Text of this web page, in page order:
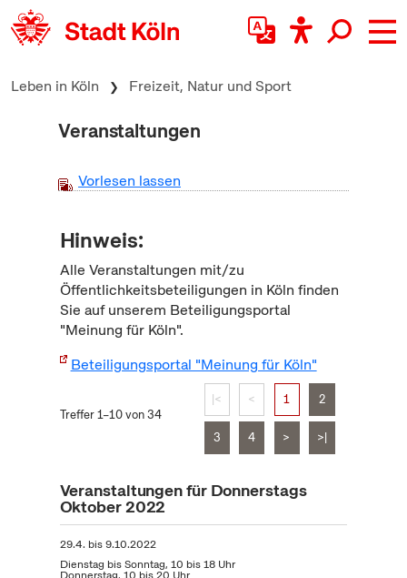
zum Inhalt springen
Leben in Köln Freizeit, Natur und Sport
Veranstaltungen
Vorlesen lassen
Hinweis:
Alle Veranstaltungen mit/zu
Öffentlichkeitsbeteiligungen in Köln finden
Sie auf unserem Beteiligungsportal
"Meinung für Köln".
Beteiligungsportal "Meinung für Köln"
Treffer 1–10 von 34
|< < 1 2
3 4 > >|
Veranstaltungen für Donnerstags
Oktober 2022
29.4. bis9.10.2022
Dienstag bis Sonntag, 10 bis 18 Uhr